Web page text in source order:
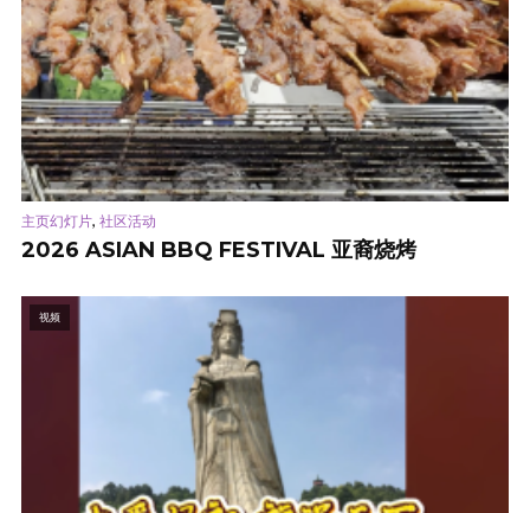
主页幻灯片, 社区活动
2026 ASIAN BBQ FESTIVAL 亚裔烧烤
视频